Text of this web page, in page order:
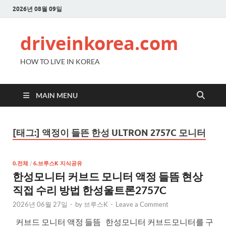
2026년 08월 09일
driveinkorea.com
HOW TO LIVE IN KOREA
MAIN MENU
[태그:] 액정이 들뜬 한성 ULTRON 2757C 모니터
0.전체 / 6.브루스K 지식공유
한성모니터 커브드 모니터 액정 들뜸 현상
직접 수리 방법 한성울트론2757C
2026년 06월 27일 - by 브루스K - Leave a Comment
커브드 모니터 액정 들뜸 한성모니터 커브드모니터를 구